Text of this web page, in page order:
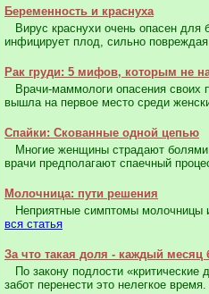
Беременность и краснуха
Вирус краснухи очень опасен для
инфицирует плод, сильно
Рак груди: 5 мифов, которым не
Врачи-маммологи опасения своих
вышла на первое место среди
Спайки: Скованные одной цепью
Многие женщины страдают болями
врачи предполагают спаечный
Молочница: пути решения
Неприятные симптомы молочницы
вся статья
За что такая доля - каждый месяц
По закону подлости «критические
забот перенести это нелегкое